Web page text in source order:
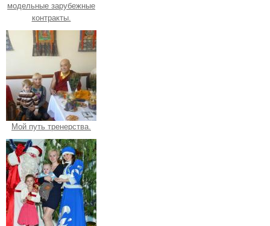
модельные зарубежные
контракты.
Мой путь тренерства.